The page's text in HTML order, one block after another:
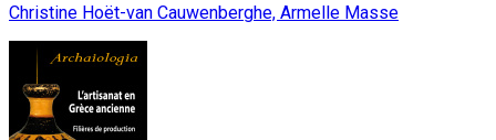
Christine Hoët-van Cauwenberghe, Armelle Masse